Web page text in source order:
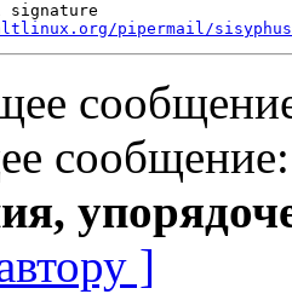
signature
pipermail/sisyphus/
]